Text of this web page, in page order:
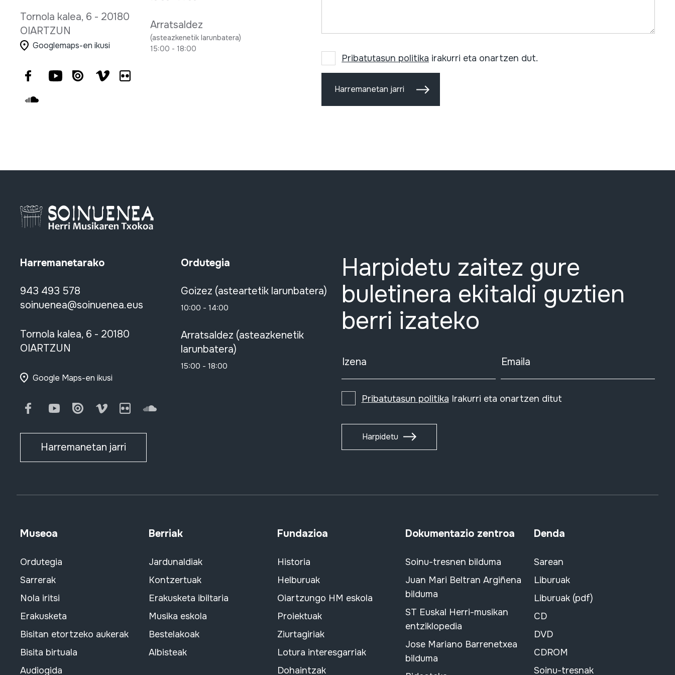
Tornola kalea, 6 - 20180
OIARTZUN
Googlemaps-en ikusi
Facebook
YoutubeIssuuVimeo
SoundCloud
Arratsaldez
(asteazkenetik larunbatera)
15:00 - 18:00
Pribatutasun politika irakurri eta onartzen dut.
Harremanetan jarri
Harremanetarako
943 493 578
soinuenea@soinuenea.eus
Tornola kalea, 6 - 20180
OIARTZUN
Google Maps-en ikusi
FacebookYoutubeIssuu Vimeo FlickrSoundCloud
Harremanetan jarri
Ordutegia
Goizez (asteartetik larunbatera)
10:00 - 14:00
Arratsaldez (asteazkenetik
larunbatera)
15:00 - 18:00
Harpidetu zaitez gure
buletinera ekitaldi guztien
berri izateko
Izena Emaila
Pribatutasun politika Irakurri eta onartzen ditut
Harpidetu
Museoa
Ordutegia
Sarrerak
Nola iritsi
Erakusketa
Bisitan etortzeko aukerak
Bisita birtuala
Audiogida
Berriak
Jardunaldiak
Kontzertuak
Erakusketa ibiltaria
Musika eskola
Bestelakoak
Albisteak
Fundazioa
Historia
Helburuak
Oiartzungo HM eskola
Proiektuak
Ziurtagiriak
Lotura interesgarriak
Dohaintzak
Dokumentazio zentroa
Soinu-tresnen bilduma
Juan Mari Beltran Argiñena
bilduma
ST Euskal Herri-musikan
entziklopedia
Jose Mariano Barrenetxea
bilduma
Denda
Sarean
Liburuak
Liburuak (pdf)
CD
DVD
CDROM
Soinu-tresnak